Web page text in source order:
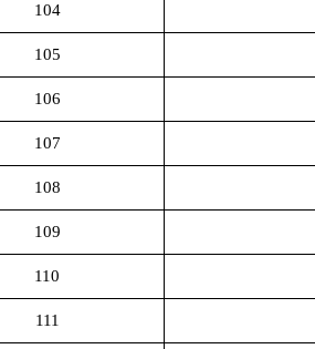
104
105
106
107
108
109
110
111